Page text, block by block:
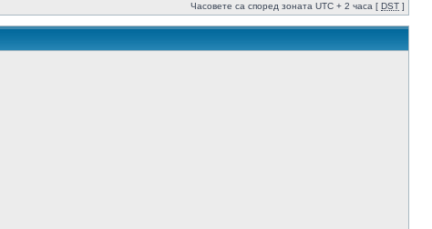
Часовете са според зоната UTC + 2 часа [ DST ]